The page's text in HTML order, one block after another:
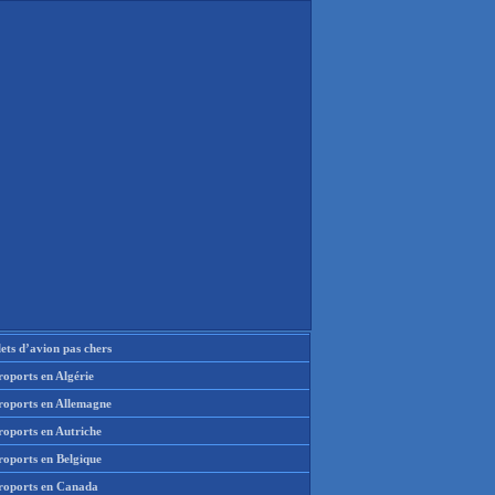
d’avion pas chers
en Algérie
en Allemagne
en Autriche
en Belgique
en Canada